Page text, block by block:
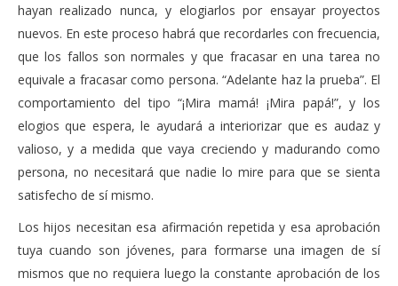
hayan realizado nunca, y elogiarlos por ensayar proyectos
nuevos. En este proceso habrá que recordarles con frecuencia,
que los fallos son normales y que fracasar en una tarea no
equivale a fracasar como persona. “Adelante haz la prueba”. El
comportamiento del tipo “¡Mira mamá! ¡Mira papá!”, y los
elogios que espera, le ayudará a interiorizar que es audaz y
valioso, y a medida que vaya creciendo y madurando como
persona, no necesitará que nadie lo mire para que se sienta
satisfecho de sí mismo.
Los hijos necesitan esa afirmación repetida y esa aprobación
tuya cuando son jóvenes, para formarse una imagen de sí
mismos que no requiera luego la constante aprobación de los